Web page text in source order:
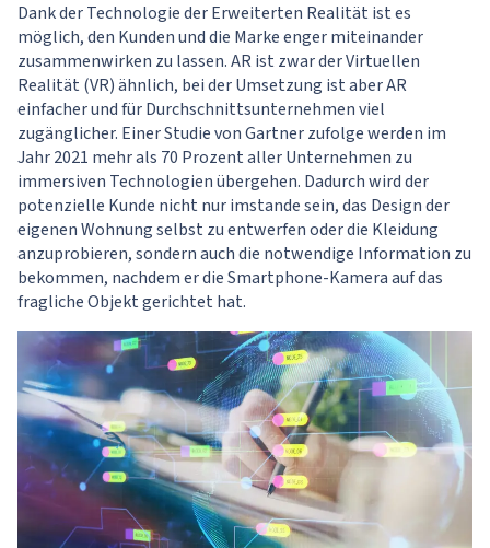
Dank der Technologie der Erweiterten Realität ist es
möglich, den Kunden und die Marke enger miteinander
zusammenwirken zu lassen. AR ist zwar der Virtuellen
Realität (VR) ähnlich, bei der Umsetzung ist aber AR
einfacher und für Durchschnittsunternehmen viel
zugänglicher. Einer Studie von Gartner zufolge werden im
Jahr 2021 mehr als 70 Prozent aller Unternehmen zu
immersiven Technologien übergehen. Dadurch wird der
potenzielle Kunde nicht nur imstande sein, das Design der
eigenen Wohnung selbst zu entwerfen oder die Kleidung
anzuprobieren, sondern auch die notwendige Information zu
bekommen, nachdem er die Smartphone-Kamera auf das
fragliche Objekt gerichtet hat.